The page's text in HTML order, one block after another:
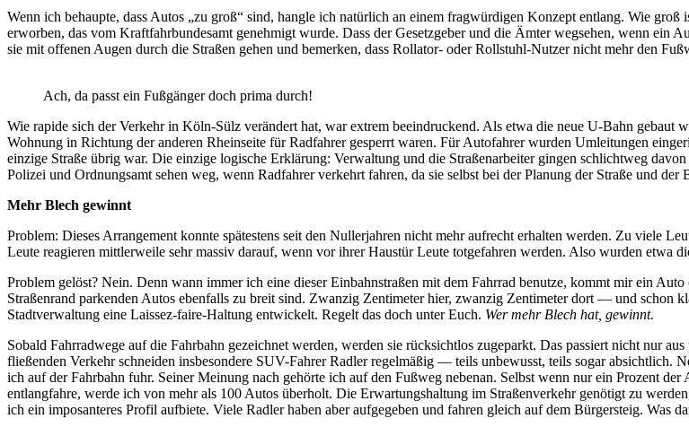
Wenn ich behaupte, dass Autos „zu groß“ sind, hangle ich natürlich an einem fragwürdigen Konzept entlang. Wie
erworben, das vom Kraftfahrbundesamt genehmigt wurde. Dass der Gesetzgeber und die Ämter wegsehen, wenn ein
sie mit offenen Augen durch die Straßen gehen und bemerken, dass Rollator- oder Rollstuhl-Nutzer nicht mehr den
Ach, da passt ein Fußgänger doch prima durch!
Wie rapide sich der Verkehr in Köln-Sülz verändert hat, war extrem beeindruckend. Als etwa die neue U-Bahn gebaut
Wohnung in Richtung der anderen Rheinseite für Radfahrer gesperrt waren. Für Autofahrer wurden Umleitungen
einzige Straße übrig war. Die einzige logische Erklärung: Verwaltung und die Straßenarbeiter gingen schlichtweg
Polizei und Ordnungsamt sehen weg, wenn Radfahrer verkehrt fahren, da sie selbst bei der Planung der Straße und der
Mehr Blech gewinnt
Problem: Dieses Arrangement konnte spätestens seit den Nullerjahren nicht mehr aufrecht erhalten werden. Zu viele
Leute reagieren mittlerweile sehr massiv darauf, wenn vor ihrer Haustür Leute totgefahren werden. Also wurden etwa
Problem gelöst? Nein. Denn wann immer ich eine dieser Einbahnstraßen mit dem Fahrrad benutze, kommt mir ein
Straßenrand parkenden Autos ebenfalls zu breit sind. Zwanzig Zentimeter hier, zwanzig Zentimeter dort — und schon
Stadtverwaltung eine Laissez-faire-Haltung entwickelt. Regelt das doch unter Euch. Wer mehr Blech hat, gewinnt.
Sobald Fahrradwege auf die Fahrbahn gezeichnet werden, werden sie rücksichtlos zugeparkt. Das passiert nicht nur
fließenden Verkehr schneiden insbesondere SUV-Fahrer Radler regelmäßig — teils unbewusst, teils sogar
ich auf der Fahrbahn fuhr. Seiner Meinung nach gehörte ich auf den Fußweg nebenan. Selbst wenn nur ein Prozent
entlangfahre, werde ich von mehr als 100 Autos überholt. Die Erwartungshaltung im Straßenverkehr genötigt zu
ich ein imposanteres Profil aufbiete. Viele Radler haben aber aufgegeben und fahren gleich auf dem Bürgersteig. Was